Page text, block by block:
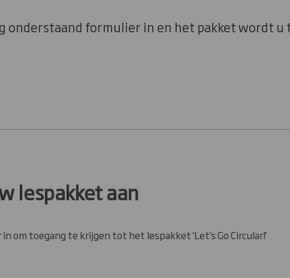
onderstaand formulier in en het pakket wordt
lespakket aan
om toegang te krijgen tot het lespakket 'Let’s Go Circular!'